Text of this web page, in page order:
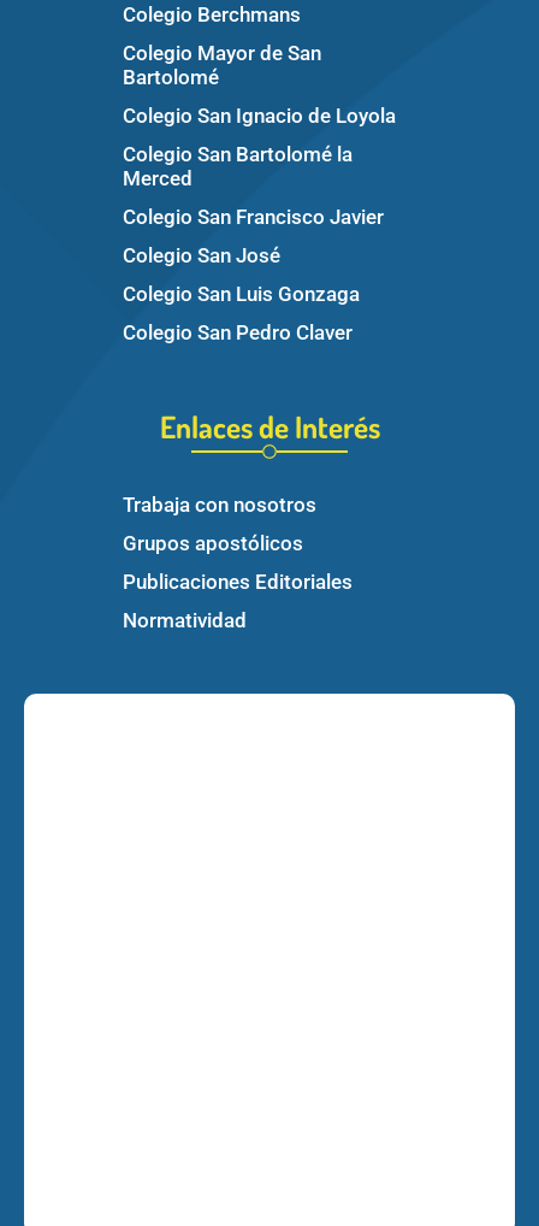
Colegio Berchmans
Colegio Mayor de San
Bartolomé
Colegio San Ignacio de Loyola
Colegio San Bartolomé la
Merced
Colegio San Francisco Javier
Colegio San José
Colegio San Luis Gonzaga
Colegio San Pedro Claver
Enlaces de Interés
Trabaja con nosotros
Grupos apostólicos
Publicaciones Editoriales
Normatividad